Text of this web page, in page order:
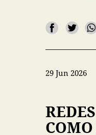
29 Jun 2026